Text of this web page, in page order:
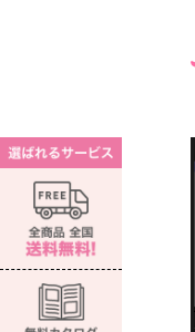
ラウス S-
エンジョイ ベスト